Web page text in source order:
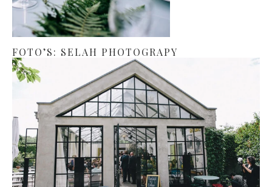
FOTO’S: SELAH PHOTOGRAPY